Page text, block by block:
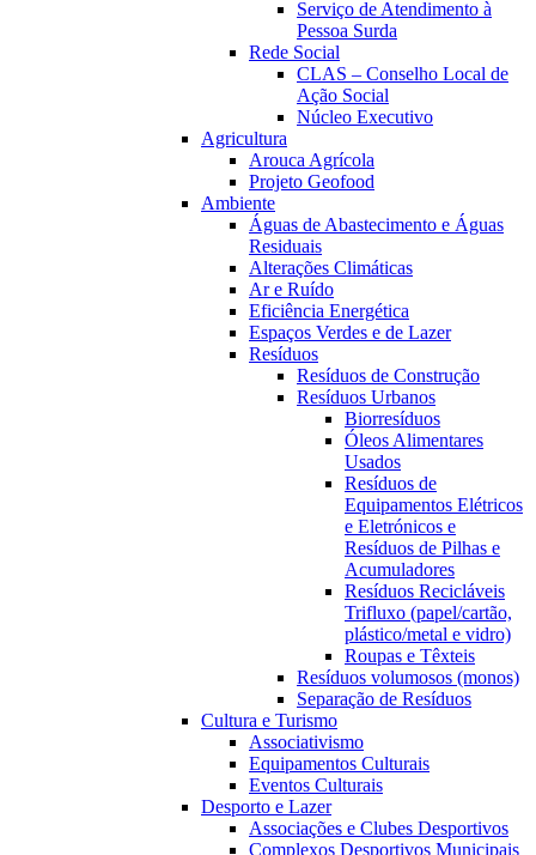
Serviço de Atendimento à
Pessoa Surda
Rede Social
CLAS – Conselho Local de
Ação Social
Núcleo Executivo
Agricultura
Arouca Agrícola
Projeto Geofood
Ambiente
Águas de Abastecimento e Águas
Residuais
Alterações Climáticas
Ar e Ruído
Eficiência Energética
Espaços Verdes e de Lazer
Resíduos
Resíduos de Construção
Resíduos Urbanos
Biorresíduos
Óleos Alimentares
Usados
Resíduos de
Equipamentos Elétricos
e Eletrónicos e
Resíduos de Pilhas e
Acumuladores
Resíduos Recicláveis
Trifluxo (papel/cartão,
plástico/metal e vidro)
Roupas e Têxteis
Resíduos volumosos (monos)
Separação de Resíduos
Cultura e Turismo
Associativismo
Equipamentos Culturais
Eventos Culturais
Desporto e Lazer
Associações e Clubes Desportivos
Complexos Desportivos Municipais